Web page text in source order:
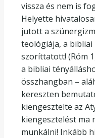
vissza és nem is
Helyette
jutott a
teológiája, a
szoríttatott! (Róm
a bibliai
összhangban –
kereszten
kiengesztelte az
kiengesztelést ma
munkálni! Inkább